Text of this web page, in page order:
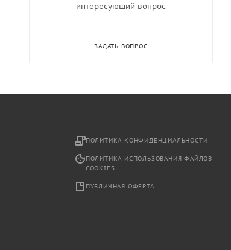
интересующий вопрос
ЗАДАТЬ ВОПРОС
ПОЛИТИКА КОНФИДЕНЦИАЛЬНОСТИ
ПОЛИТИКА ИСПОЛЬЗОВАНИЯ ФАЙЛОВ
COOKIES
ПУБЛИЧНАЯ ОФЕРТА